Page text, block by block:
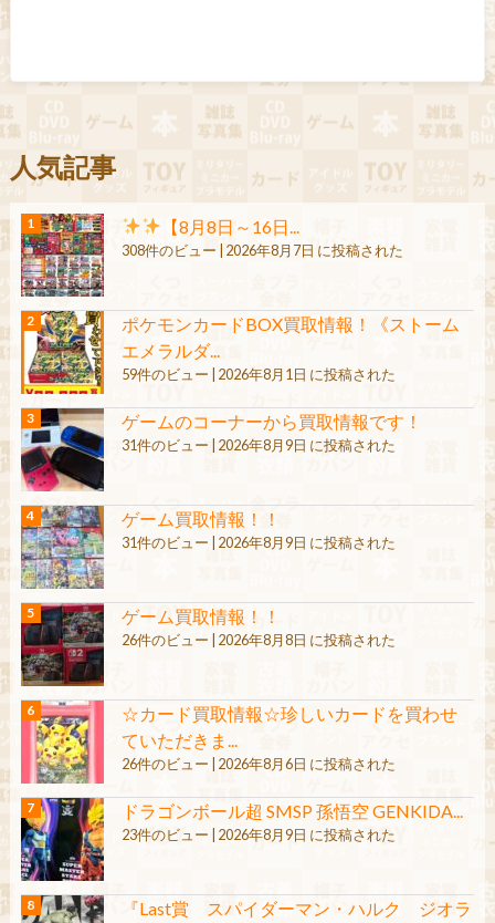
人気記事
【8月8日～16日...
308件のビュー 2026年8月7日 に投稿された
ポケモンカードBOX買取情報！《ストーム
エメラルダ...
59件のビュー 2026年8月1日 に投稿された
ゲームのコーナーから買取情報です！
31件のビュー 2026年8月9日 に投稿された
ゲーム買取情報！！
31件のビュー 2026年8月9日 に投稿された
ゲーム買取情報！！
26件のビュー 2026年8月8日 に投稿された
☆カード買取情報☆珍しいカードを買わせ
ていただきま...
26件のビュー 2026年8月6日 に投稿された
ドラゴンボール超 SMSP 孫悟空 GENKIDA...
23件のビュー 2026年8月9日 に投稿された
『Last賞 スパイダーマン・ハルク ジオラ